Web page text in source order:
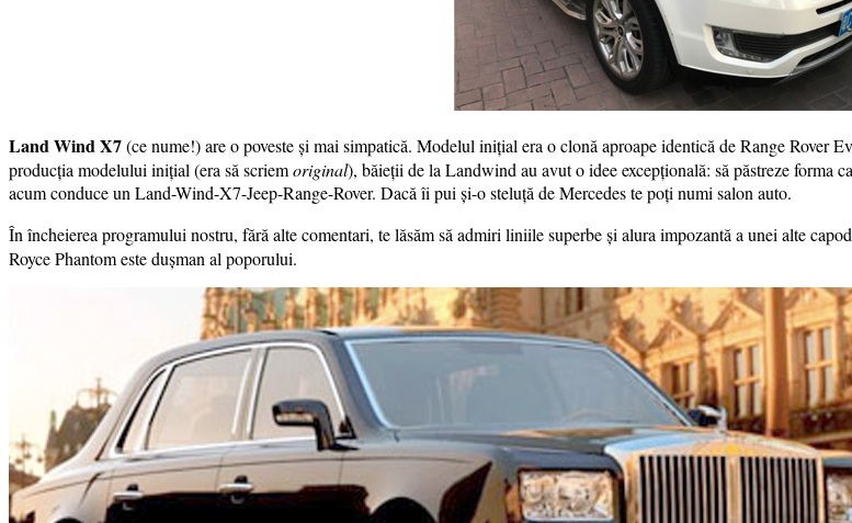
Land Wind X7(ce nume!) are o poveste și mai simpatică. Modelul inițial era o clonă aproape identică de Range Rover
producția modelului inițial (era să scriemoriginal), băieții de la Landwind au avut o idee excepțională: să păstreze forma
acum conduce un Land-Wind-X7-Jeep-Range-Rover. Dacă îi pui și-o steluță de Mercedes te poți numi salon auto.
În încheierea programului nostru, fără alte comentari, te lăsăm să admiri liniile superbe și alura impozantă a unei alte
Royce Phantom este dușman al poporului.